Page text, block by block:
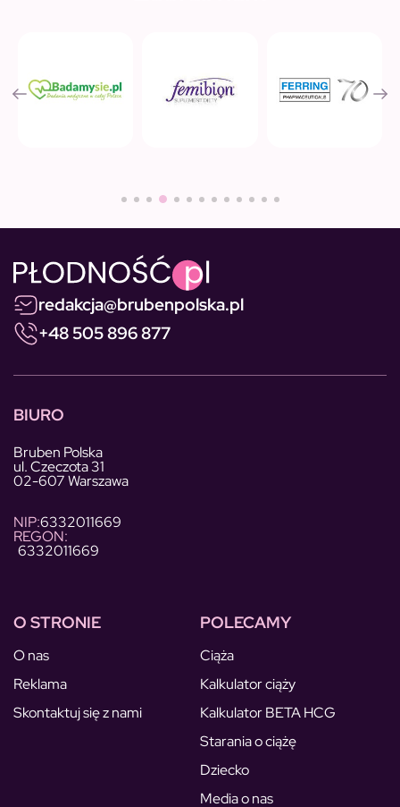
redakcja@brubenpolska.pl
+48 505 896 877
BIURO
Bruben Polska
ul. Czeczota 31
02-607 Warszawa
NIP:6332011669
REGON:
6332011669
O STRONIE
O nas
Reklama
Skontaktuj się z nami
POLECAMY
Ciąża
Kalkulator ciąży
Kalkulator BETA HCG
Starania o ciążę
Dziecko
Media o nas